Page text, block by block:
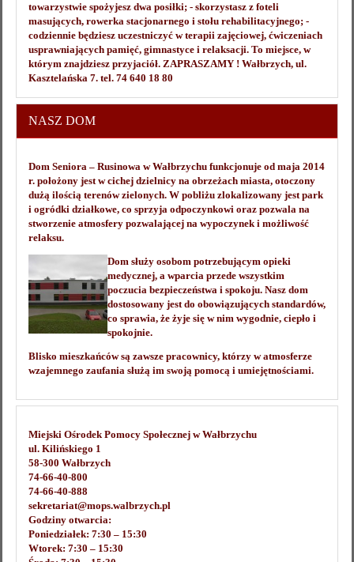
towarzystwie spożyjesz dwa posiłki; - skorzystasz z foteli
masujących, rowerka stacjonarnego i stołu rehabilitacyjnego; -
codziennie będziesz uczestniczyć w terapii zajęciowej, ćwiczeniach
usprawniających pamięć, gimnastyce i relaksacji. To miejsce, w
którym znajdziesz przyjaciół. ZAPRASZAMY ! Wałbrzych, ul.
Kasztelańska 7. tel. 74 640 18 80
NASZ DOM
Dom Seniora – Rusinowa w Wałbrzychu funkcjonuje od maja 2014
r. położony jest w cichej dzielnicy na obrzeżach miasta, otoczony
dużą ilością terenów zielonych. W pobliżu zlokalizowany jest park
i ogródki działkowe, co sprzyja odpoczynkowi oraz pozwala na
stworzenie atmosfery pozwalającej na wypoczynek i możliwość
relaksu.
Dom służy osobom potrzebującym opieki
medycznej, a wparcia przede wszystkim
poczucia bezpieczeństwa i spokoju. Nasz dom
dostosowany jest do obowiązujących standardów,
co sprawia, że żyje się w nim wygodnie, ciepło i
spokojnie.
Blisko mieszkańców są zawsze pracownicy, którzy w atmosferze
wzajemnego zaufania służą im swoją pomocą i umiejętnościami.
Miejski Ośrodek Pomocy Społecznej w Wałbrzychu
ul. Kilińskiego 1
58-300 Wałbrzych
74-66-40-800
74-66-40-888
sekretariat@mops.walbrzych.pl
Godziny otwarcia:
Poniedziałek: 7:30 – 15:30
Wtorek: 7:30 – 15:30